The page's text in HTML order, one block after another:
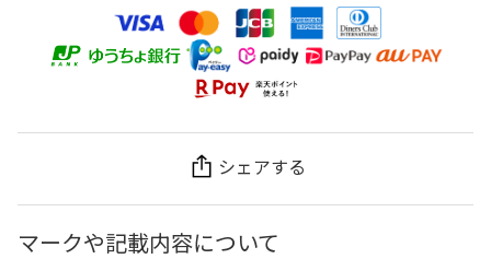
シェアする
マークや記載内容について